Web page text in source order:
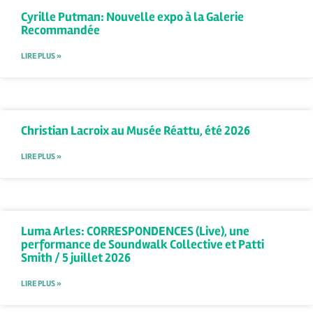
Cyrille Putman: Nouvelle expo à la Galerie
Recommandée
LIRE PLUS »
Christian Lacroix au Musée Réattu, été 2026
LIRE PLUS »
Luma Arles: CORRESPONDENCES (Live), une
performance de Soundwalk Collective et Patti
Smith / 5 juillet 2026
LIRE PLUS »